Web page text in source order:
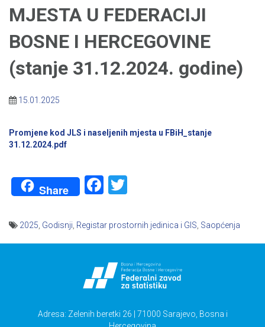
MJESTA U FEDERACIJI
BOSNE I HERCEGOVINE
(stanje 31.12.2024. godine)
15.01.2025
Promjene kod JLS i naseljenih mjesta u FBiH_stanje
31.12.2024.pdf
Share Facebook
2025 Godisnji Registar prostornih jedinica i GIS Saopćenja
Adresa: Zelenih beretki 26 | 71000 Sarajevo, Bosna i